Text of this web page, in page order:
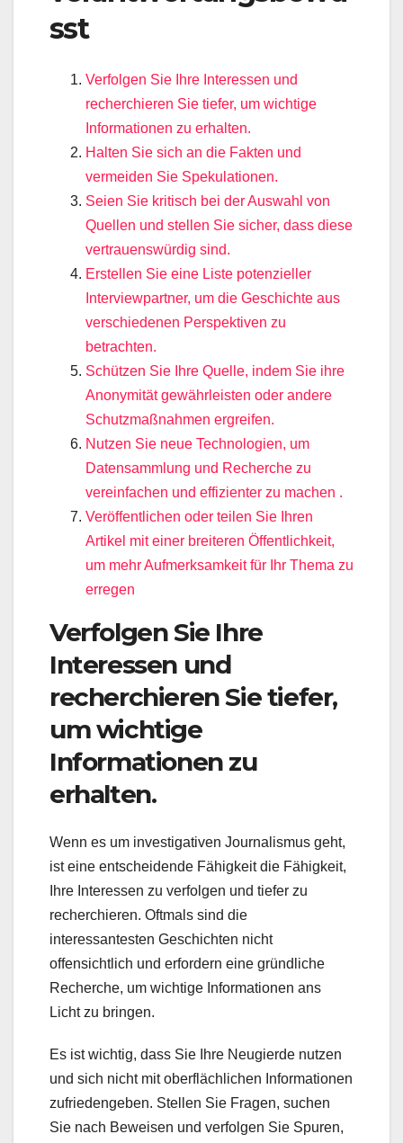
sst
Verfolgen Sie Ihre Interessen und
recherchieren Sie tiefer, um wichtige
Informationen zu erhalten.
Halten Sie sich an die Fakten und
vermeiden Sie Spekulationen.
Seien Sie kritisch bei der Auswahl von
Quellen und stellen Sie sicher, dass diese
vertrauenswürdig sind.
Erstellen Sie eine Liste potenzieller
Interviewpartner, um die Geschichte aus
verschiedenen Perspektiven zu
betrachten.
Schützen Sie Ihre Quelle, indem Sie ihre
Anonymität gewährleisten oder andere
Schutzmaßnahmen ergreifen.
Nutzen Sie neue Technologien, um
Datensammlung und Recherche zu
vereinfachen und effizienter zu machen .
Veröffentlichen oder teilen Sie Ihren
Artikel mit einer breiteren Öffentlichkeit,
um mehr Aufmerksamkeit für Ihr Thema zu
erregen
Verfolgen Sie Ihre
Interessen und
recherchieren Sie tiefer,
um wichtige
Informationen zu
erhalten.
Wenn es um investigativen Journalismus geht,
ist eine entscheidende Fähigkeit die Fähigkeit,
Ihre Interessen zu verfolgen und tiefer zu
recherchieren. Oftmals sind die
interessantesten Geschichten nicht
offensichtlich und erfordern eine gründliche
Recherche, um wichtige Informationen ans
Licht zu bringen.
Es ist wichtig, dass Sie Ihre Neugierde nutzen
und sich nicht mit oberflächlichen Informationen
zufriedengeben. Stellen Sie Fragen, suchen
Sie nach Beweisen und verfolgen Sie Spuren,